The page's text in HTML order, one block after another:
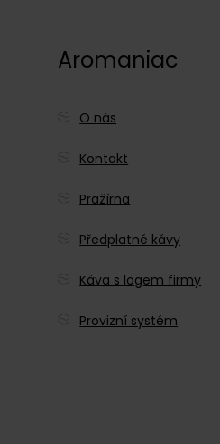
Aromaniac
O nás
Kontakt
Pražírna
Předplatné kávy
Káva s logem firmy
Provizní systém